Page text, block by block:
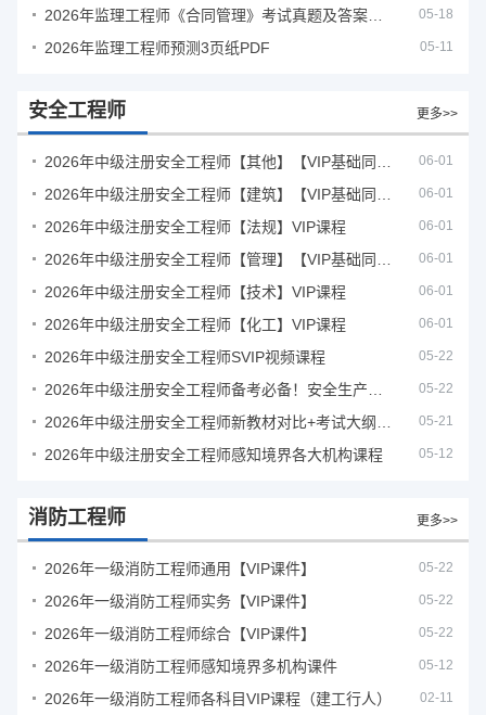
05-18
2026年监理工程师预测3页纸PDF 05-11
安全工程师 更多>>
06-01
06-01
2026年中级注册安全工程师【法规】VIP课程 06-01
06-01
2026年中级注册安全工程师【技术】VIP课程 06-01
2026年中级注册安全工程师【化工】VIP课程 06-01
2026年中级注册安全工程师SVIP视频课程 05-22
05-22
05-21
2026年中级注册安全工程师感知境界各大机构课程 05-12
消防工程师 更多>>
2026年一级消防工程师通用【VIP课件】 05-22
2026年一级消防工程师实务【VIP课件】 05-22
2026年一级消防工程师综合【VIP课件】 05-22
2026年一级消防工程师感知境界多机构课件 05-12
2026年一级消防工程师各科目VIP课程（建工行人） 02-11